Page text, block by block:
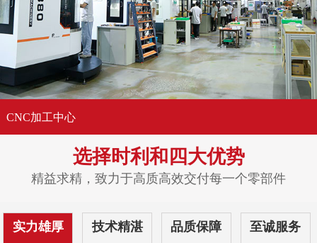
CNC加工中心
选择时利和 四大优势
精益求精，致力于高质高效交付每一个零部件
实力雄厚 技术精湛 品质保障 至诚服务